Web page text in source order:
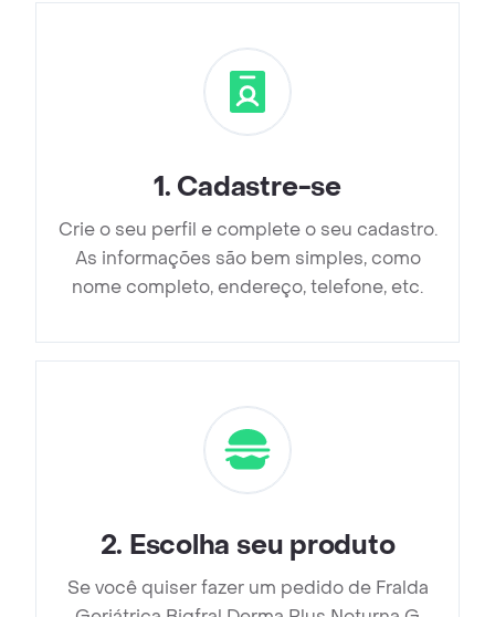
1. Cadastre-se
Crie o seu perfil e complete o seu cadastro.
As informações são bem simples, como
nome completo, endereço, telefone, etc.
2. Escolha seu produto
Se você quiser fazer um pedido de Fralda